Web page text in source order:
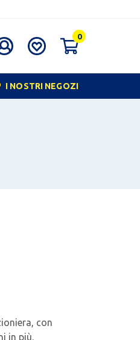
0
I NOSTRI NEGOZI
con
in più.